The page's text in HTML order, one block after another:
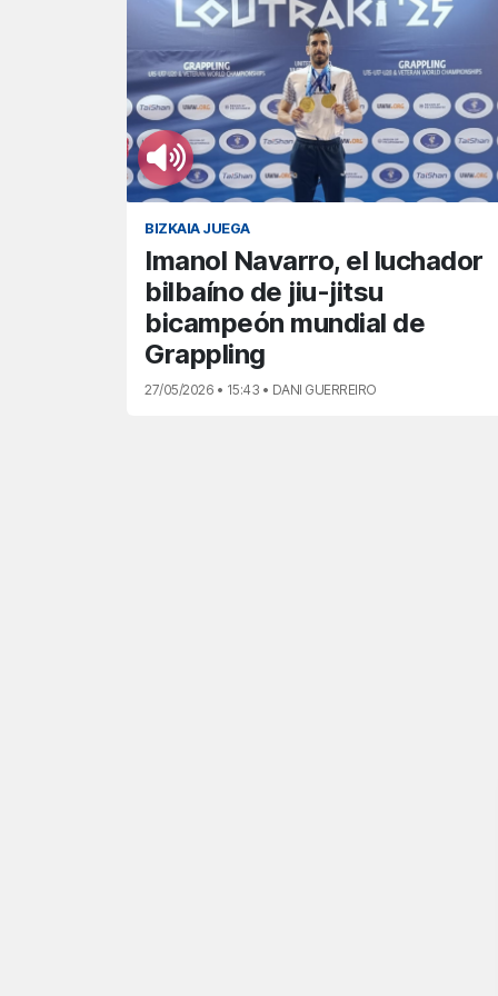
BIZKAIA JUEGA
Imanol Navarro, el luchador
bilbaíno de jiu-jitsu
bicampeón mundial de
Grappling
27/05/2026 • 15:43 • DANI GUERREIRO